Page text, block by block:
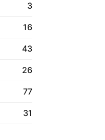
3
16
43
26
77
31